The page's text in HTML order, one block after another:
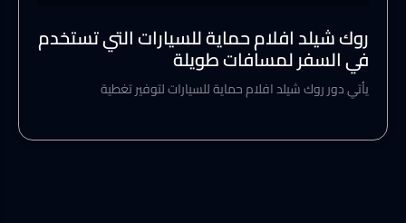
روك شيلد افلام حماية للسيارات التي تستخدم
في السفر لمسافات طويلة
يأتي دور روك شيلد افلام حماية للسيارات لتوفير تغطية